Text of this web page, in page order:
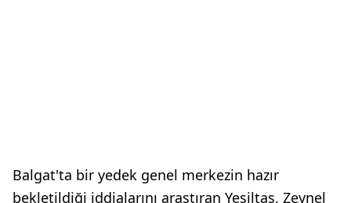
Balgat'ta bir yedek genel merkezin hazır
bekletildiği iddialarını araştıran Yeşiltaş, Zeynel